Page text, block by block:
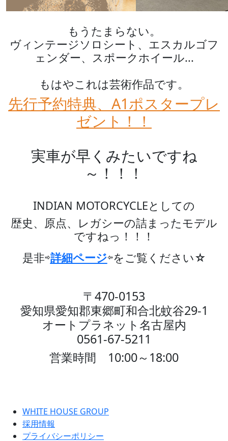
もうたまらない。
ヴィンテージソロシート、エスカルゴフ
ェンダー、スポークホイール...
もはやこれは芸術作品です。
先行予約特典、A1ポスタープレ
ゼント！！
実車が早くみたいですね
～！！！
INDIAN MOTORCYCLEとしての
歴史、原点、レガシーの詰まったモデル
ですねっ！！！
是非⇨詳細ページ⇦をご覧ください☆
〒470-0153
愛知県愛知郡東郷町和合北蚊谷29-1
オートプラネット名古屋内
0561-67-5211
営業時間 10:00～18:00
WHITE HOUSE GROUP
採用情報
プライバシーポリシー